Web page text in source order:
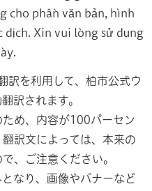
cho phần văn bản, hình
dịch. Xin vui lòng sử dụng
訳を利用して、柏市公式ウ
訳されます。
め、内容が100パーセン
訳文によっては、本来の
、ご注意ください。
なり、画像やバナーなど